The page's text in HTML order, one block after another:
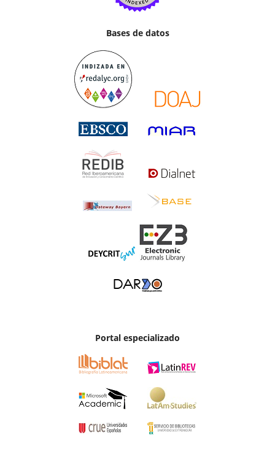
Bases de datos
Portal especializado